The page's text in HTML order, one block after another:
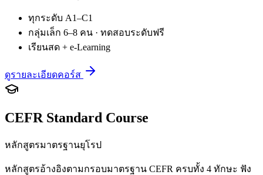
ทุกระดับ A1–C1
กลุ่มเล็ก 6–8 คน · ทดสอบระดับฟรี
เรียนสด + e-Learning
ดูรายละเอียดคอร์ส
CEFR Standard Course
หลักสูตรมาตรฐานยุโรป
หลักสูตรอ้างอิงตามกรอบมาตรฐาน CEFR ครบทั้ง 4 ทักษะ ฟัง